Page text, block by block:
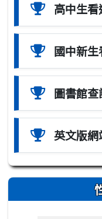
高中生看
國中新
圖書館查
英文版網